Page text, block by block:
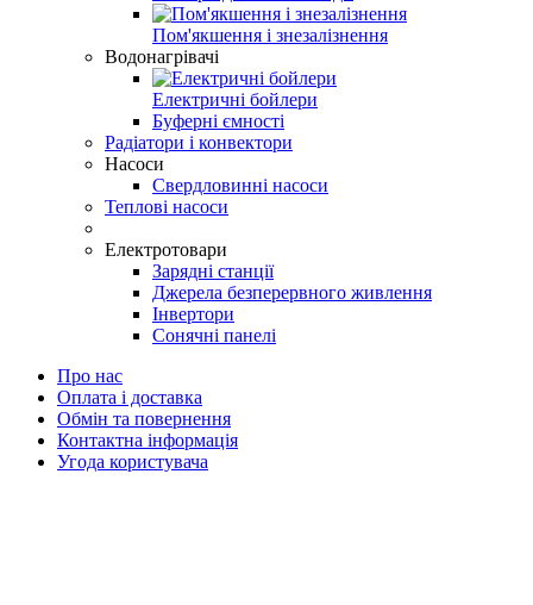
Пом'якшення і знезалізнення
Водонагрівачі
Електричні бойлери
Буферні ємності
Радіатори і конвектори
Насоси
Свердловинні насоси
Теплові насоси
Електротовари
Зарядні станції
Джерела безперервного живлення
Інвертори
Сонячні панелі
Про нас
Оплата і доставка
Обмін та повернення
Контактна інформація
Угода користувача